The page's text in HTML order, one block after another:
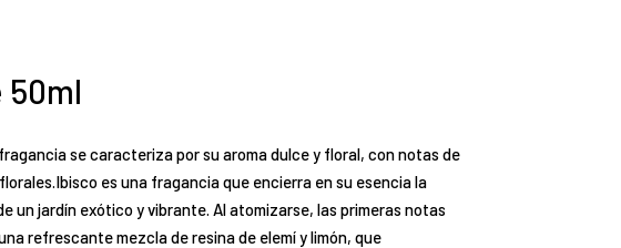
50ml
se caracteriza por su aroma dulce y floral, con notas de
es una fragancia que encierra en su esencia la
un jardín exótico y vibrante. Al atomizarse, las primeras notas
refrescante mezcla de resina de elemí y limón, que